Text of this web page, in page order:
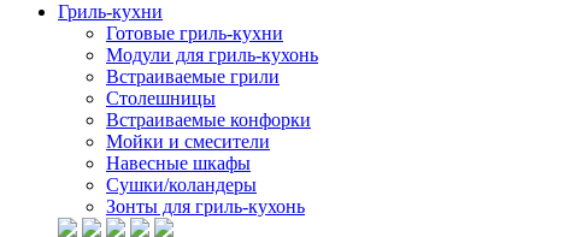
Гриль-кухни
Готовые гриль-кухни
Модули для гриль-кухонь
Встраиваемые грили
Столешницы
Встраиваемые конфорки
Мойки и смесители
Навесные шкафы
Сушки/коландеры
Зонты для гриль-кухонь